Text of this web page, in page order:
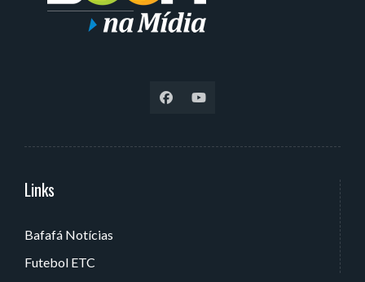
Links
Bafafá Notícias
Futebol ETC
Serviços